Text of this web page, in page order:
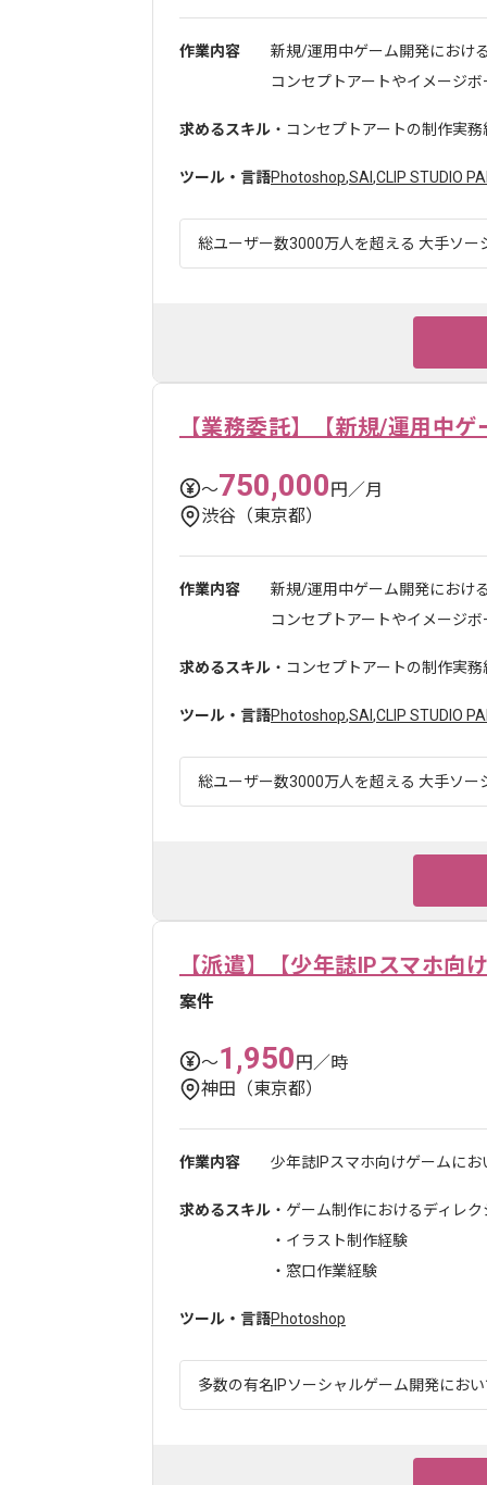
作業内容
新規/運用中ゲーム開発におけ
コンセプトアートやイメージ
求めるスキル ・コンセプトアートの制作実
ツール・言語Photoshop,SAI ,CLIP STUDIO
総ユーザー数3000万人を超える 大手ソ
【業務委託】【新規/運用中
〜750,000円／月
渋谷（東京都）
作業内容
新規/運用中ゲーム開発におけ
コンセプトアートやイメージ
求めるスキル ・コンセプトアートの制作実
ツール・言語Photoshop,SAI ,CLIP STUDIO
総ユーザー数3000万人を超える 大手ソ
【派遣】【少年誌IPスマホ向
案件
〜1,950円／時
神田（東京都）
作業内容 少年誌IPスマホ向けゲームに
求めるスキル ・ゲーム制作におけるディレ
・イラスト制作経験
・窓口作業経験
ツール・言語Photoshop
多数の有名IPソーシャルゲーム開発にお